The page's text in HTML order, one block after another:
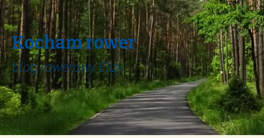
Kocham rower
blog rowerowy Elizy